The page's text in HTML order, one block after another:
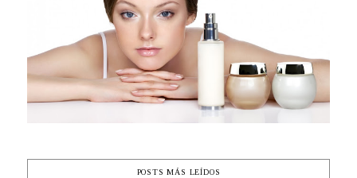
POSTS MÁS LEÍDOS